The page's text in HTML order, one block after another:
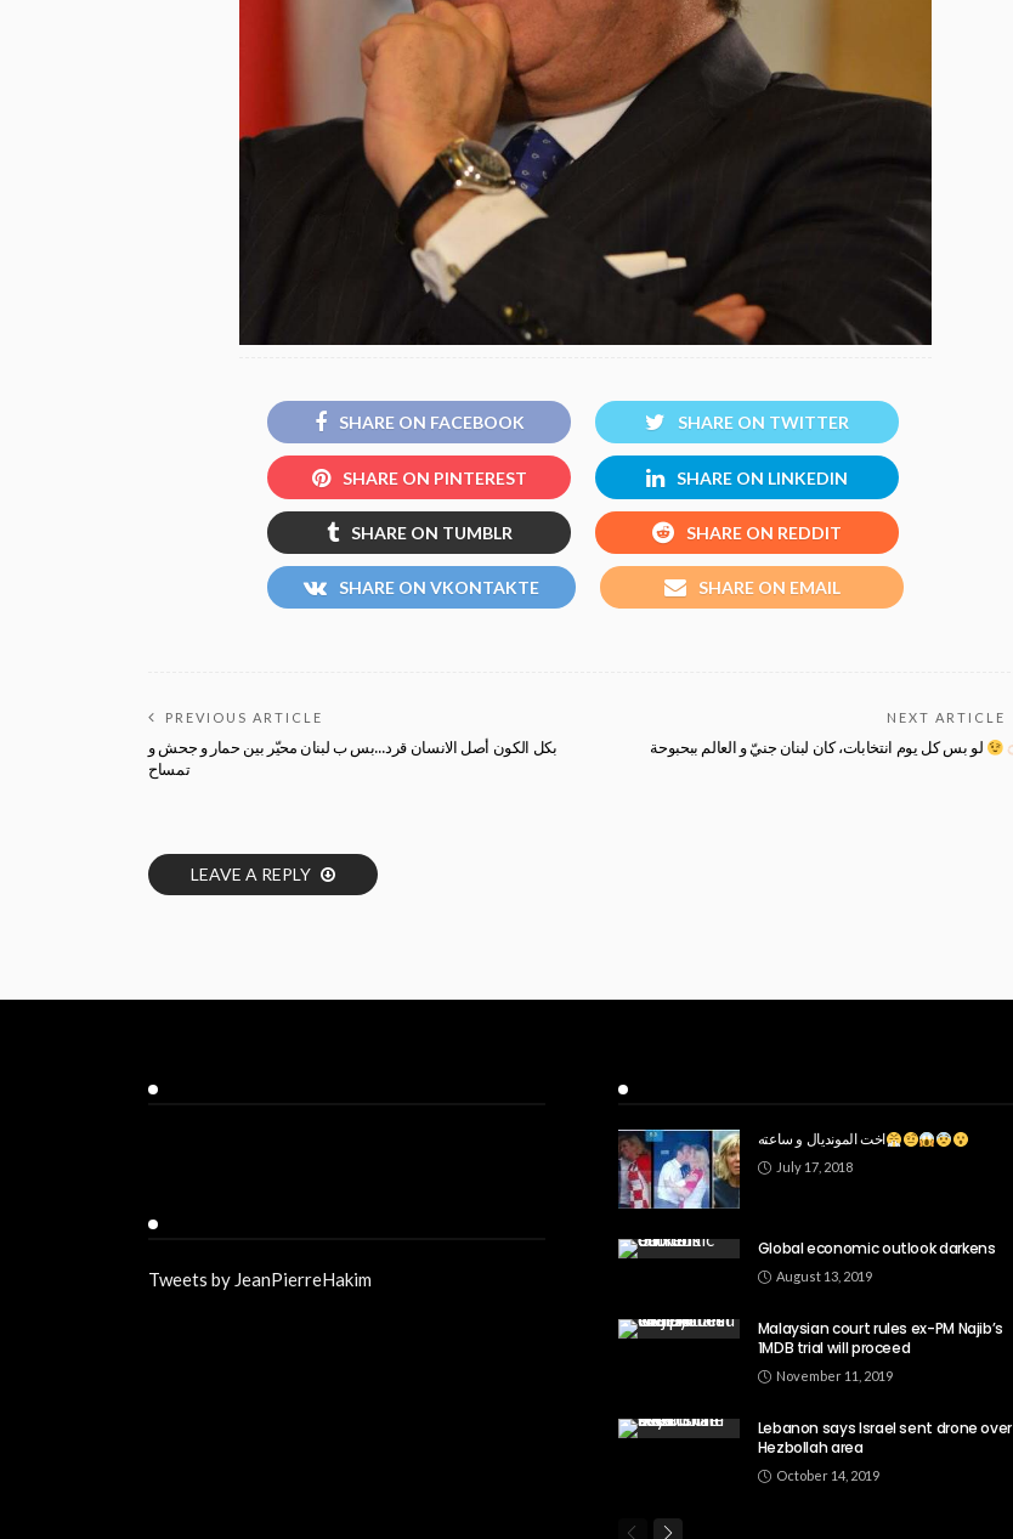
SHARE ON FACEBOOK SHARE ON TWITTER
SHARE ON PINTEREST SHARE ON LINKEDIN
SHARE ON TUMBLR SHARE ON REDDIT
SHARE ON VKONTAKTE SHARE ON EMAIL
PREVIOUS ARTICLE
بكل الكون أصل الانسان قرد…بس ب لبنان محيّر بين حمار و جحش و
تمساح
NEXT ARTICLE
LEAVE A REPLY
Tweets by JeanPierreHakim
اخت المونديال و ساعته
July 17, 2018
Global economic outlook darkens
August 13, 2019
Malaysian court rules ex-PM Najib’s
1MDB trial will proceed
November 11, 2019
Lebanon says Israel sent drone over
Hezbollah area
October 14, 2019